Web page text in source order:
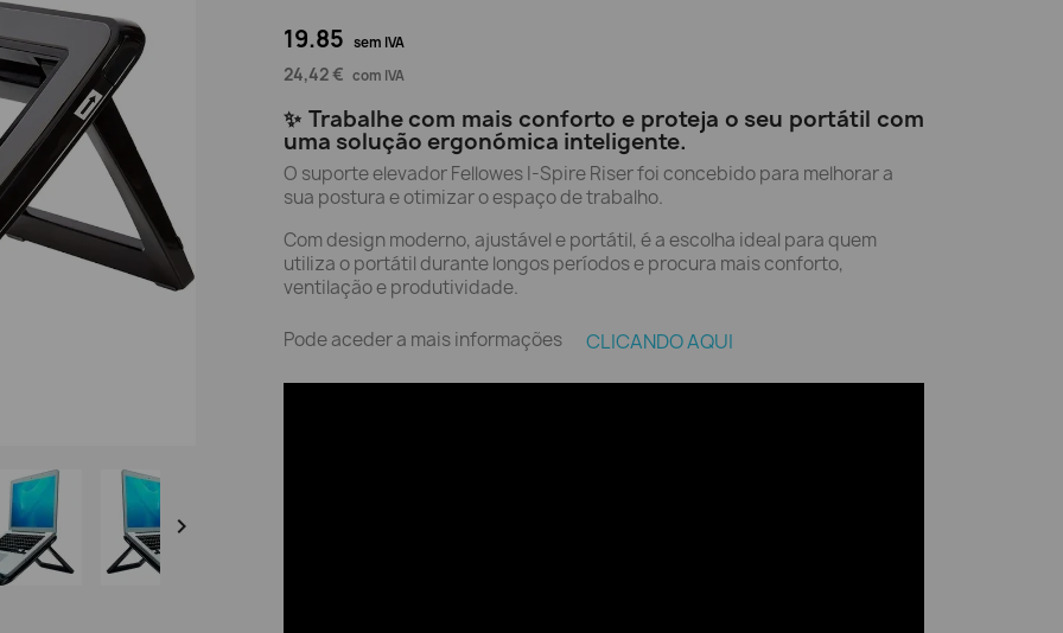

19.85 sem IVA
24,42 € com IVA
✨ Trabalhe com mais conforto e proteja o seu portátil com
uma solução ergonómica inteligente.
O suporte elevador Fellowes I-Spire Riser foi concebido para melhorar a
sua postura e otimizar o espaço de trabalho.
Com design moderno, ajustável e portátil, é a escolha ideal para quem
utiliza o portátil durante longos períodos e procura mais conforto,
ventilação e produtividade.
Pode aceder a mais informações CLICANDO AQUI